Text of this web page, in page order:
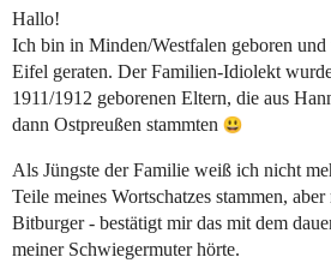
Hallo!
Ich bin in Minden/Westfalen geboren
Eifel geraten. Der Familien-Idiolekt
1911/1912 geborenen Eltern, die aus
dann Ostpreußen stammten
Als Jüngste der Familie weiß ich nicht
Teile meines Wortschatzes stammen,
Bitburger - bestätigt mir das mit dem
meiner Schwiegermuter hörte.